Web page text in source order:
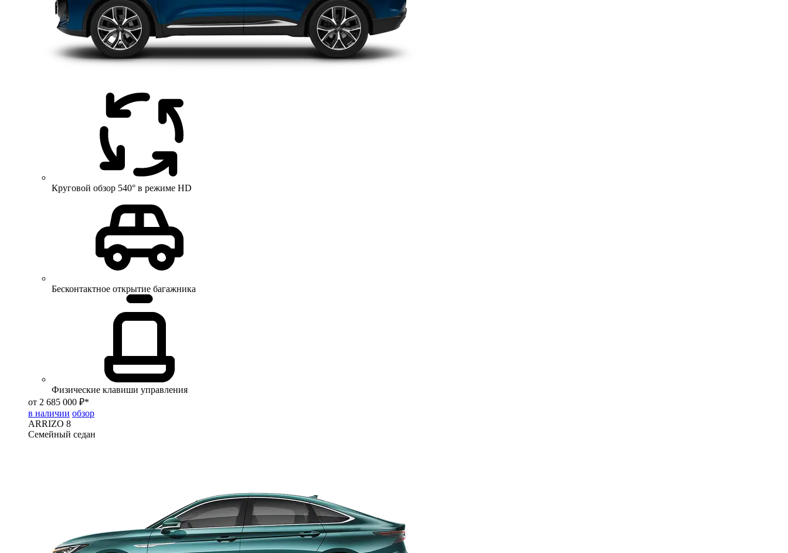
Круговой обзор 540° в режиме HD
Бесконтактное открытие багажника
Физические клавиши управления
от 2 685 000 ₽*
в наличии обзор
ARRIZO 8
Семейный седан